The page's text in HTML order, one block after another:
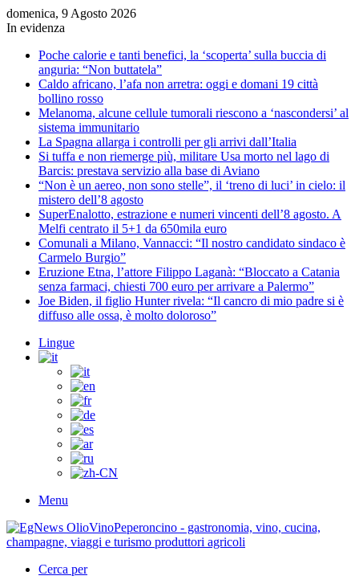
domenica, 9 Agosto 2026
In evidenza
Poche calorie e tanti benefici, la ‘scoperta’ sulla buccia di
anguria: “Non buttatela”
Caldo africano, l’afa non arretra: oggi e domani 19 città
bollino rosso
Melanoma, alcune cellule tumorali riescono a ‘nascondersi’ al
sistema immunitario
La Spagna allarga i controlli per gli arrivi dall’Italia
Si tuffa e non riemerge più, militare Usa morto nel lago di
Barcis: prestava servizio alla base di Aviano
“Non è un aereo, non sono stelle”, il ‘treno di luci’ in cielo: il
mistero dell’8 agosto
SuperEnalotto, estrazione e numeri vincenti dell’8 agosto. A
Melfi centrato il 5+1 da 650mila euro
Comunali a Milano, Vannacci: “Il nostro candidato sindaco è
Carmelo Burgio”
Eruzione Etna, l’attore Filippo Laganà: “Bloccato a Catania
senza farmaci, chiesti 700 euro per arrivare a Palermo”
Joe Biden, il figlio Hunter rivela: “Il cancro di mio padre si è
diffuso alle ossa, è molto doloroso”
Lingue
Menu
Cerca per